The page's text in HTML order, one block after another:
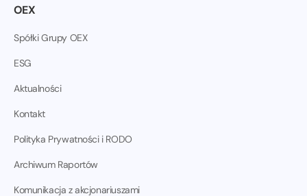
OEX
Spółki Grupy OEX
ESG
Aktualności
Kontakt
Polityka Prywatności i RODO
Archiwum Raportów
Komunikacja z akcjonariuszami